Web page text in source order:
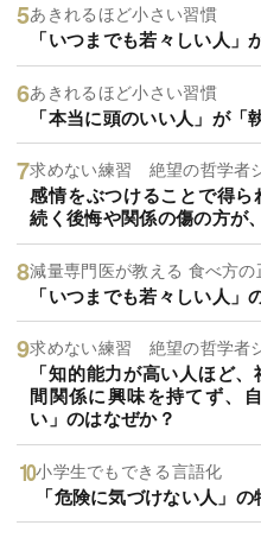
あきれるほど小さい習慣
「いつまでも若々しい人
あきれるほど小さい習慣
「本当に頭のいい人」が
求めない練習 絶望の哲学者
感情をぶつけることで得
続く後悔や関係の傷の方が
減量専門医が教える 食べ方の
「いつまでも若々しい人」
求めない練習 絶望の哲学者
「知的能力が高い人ほど
間関係に興味を持てず、
い」のはなぜか？
小学生でもできる言語化
「危険に気づけない人」